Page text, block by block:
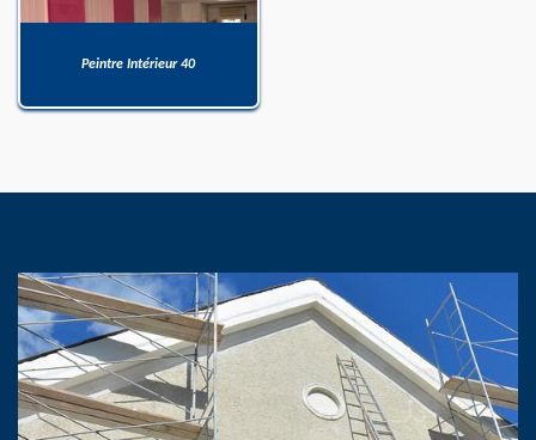
Peintre Intérieur 40